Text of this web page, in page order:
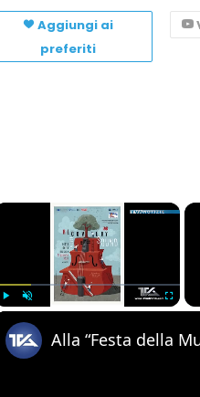
Aggiungi ai
preferiti
×